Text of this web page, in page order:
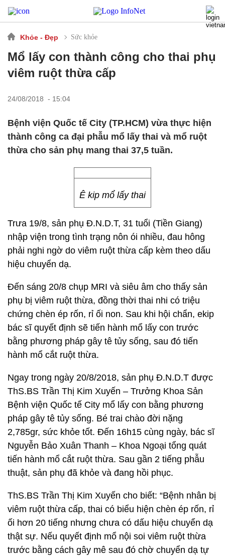
Khỏe - Đẹp Sức khỏe
Mổ lấy con thành công cho thai phụ
viêm ruột thừa cấp
24/08/2018 - 15:04
Bệnh viện Quốc tế City (TP.HCM) vừa thực hiện
thành công ca đại phẫu mổ lấy thai và mổ ruột
thừa cho sản phụ mang thai 37,5 tuần.
Ê kip mổ lấy thai
Trưa 19/8, sản phụ Đ.N.D.T, 31 tuổi (Tiền Giang)
nhập viện trong tình trạng nôn ói nhiều, đau hông
phải nghi ngờ do viêm ruột thừa cấp kèm theo dấu
hiệu chuyển dạ.
Đến sáng 20/8 chụp MRI và siêu âm cho thấy sản
phụ bị viêm ruột thừa, đồng thời thai nhi có triệu
chứng chèn ép rốn, rỉ ối non. Sau khi hội chẩn, ekip
bác sĩ quyết định sẽ tiến hành mổ lấy con trước
bằng phương pháp gây tê tủy sống, sau đó tiến
hành mổ cắt ruột thừa.
Ngay trong ngày 20/8/2018, sản phụ Đ.N.D.T được
ThS.BS Trần Thị Kim Xuyến – Trưởng Khoa Sản
Bệnh viện Quốc tế City mổ lấy con bằng phương
pháp gây tê tủy sống. Bé trai chào đời nặng
2,785gr, sức khỏe tốt. Đến 16h15 cùng ngày, bác sĩ
Nguyễn Bảo Xuân Thanh – Khoa Ngoại tổng quát
tiến hành mổ cắt ruột thừa. Sau gần 2 tiếng phẫu
thuật, sản phụ đã khỏe và đang hồi phục.
ThS.BS Trần Thị Kim Xuyến cho biết: “Bệnh nhân bị
viêm ruột thừa cấp, thai có biểu hiện chèn ép rốn, rỉ
ối hơn 20 tiếng nhưng chưa có dấu hiệu chuyển dạ
thật sự. Nếu quyết định mổ nội soi viêm ruột thừa
trước bằng cách gây mê sau đó chờ chuyển dạ tự